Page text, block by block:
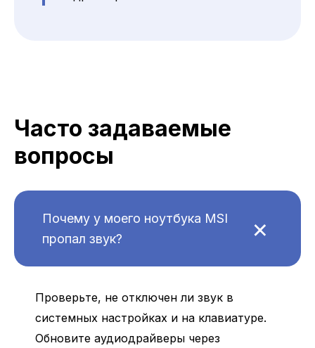
Часто задаваемые
вопросы
Почему у моего ноутбука MSI
пропал звук?
+
Проверьте, не отключен ли звук в
системных настройках и на клавиатуре.
Обновите аудиодрайверы через